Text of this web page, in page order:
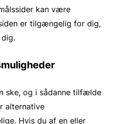
kan være
er tilgængelig for dig,
ske, og i sådanne tilfælde
alternative
Hvis du af en eller